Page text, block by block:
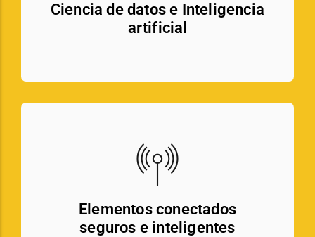
Ciencia de datos e Inteligencia
artificial
Elementos conectados
seguros e inteligentes